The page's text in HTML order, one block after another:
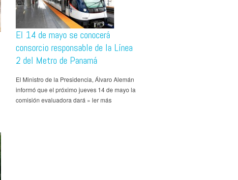
El 14 de mayo se conocerá
consorcio responsable de la Línea
2 del Metro de Panamá
El Ministro de la Presidencia, Álvaro Alemán
informó que el próximo jueves 14 de mayo la
comisión evaluadora dará » ler más